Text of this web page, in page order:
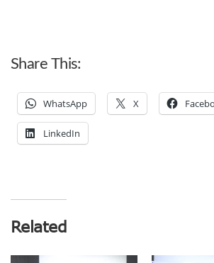
Share This:
WhatsApp X
LinkedIn
Related